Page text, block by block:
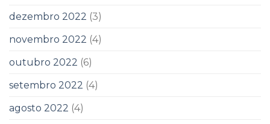
dezembro 2022 (3)
novembro 2022 (4)
outubro 2022 (6)
setembro 2022 (4)
agosto 2022 (4)